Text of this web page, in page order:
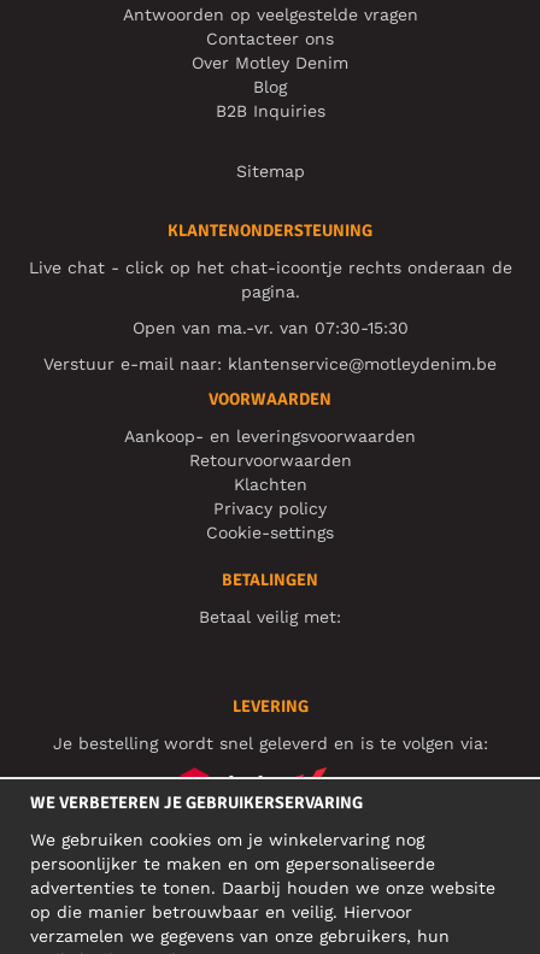
Antwoorden op veelgestelde vragen
Contacteer ons
Over Motley Denim
Blog
B2B Inquiries
Sitemap
KLANTENONDERSTEUNING
Live chat - click op het chat-icoontje rechts onderaan de
pagina.
Open van ma.-vr. van 07:30-15:30
Verstuur e-mail naar: klantenservice@motleydenim.be
VOORWAARDEN
Aankoop- en leveringsvoorwaarden
Retourvoorwaarden
Klachten
Privacy policy
Cookie-settings
BETALINGEN
Betaal veilig met:
LEVERING
Je bestelling wordt snel geleverd en is te volgen via:
SOCIAL MEDIA
ZAKELIJK ADRES
WE VERBETEREN JE GEBRUIKERSERVARING
We gebruiken cookies om je winkelervaring nog
persoonlijker te maken en om gepersonaliseerde
advertenties te tonen. Daarbij houden we onze website
op die manier betrouwbaar en veilig. Hiervoor
verzamelen we gegevens van onze gebruikers, hun